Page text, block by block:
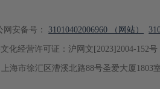
网安备号： 31010402006960 （网站）
化经营许可证：沪网文[2023]2004-152号
市徐汇区漕溪北路88号圣爱大厦1803